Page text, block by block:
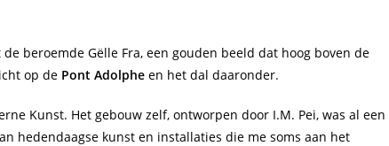
de beroemde Gëlle Fra, een gouden beeld dat hoog boven de
op de Pont Adolphe en het dal daaronder.
Kunst. Het gebouw zelf, ontworpen door I.M. Pei, was al een
hedendaagse kunst en installaties die me soms aan het